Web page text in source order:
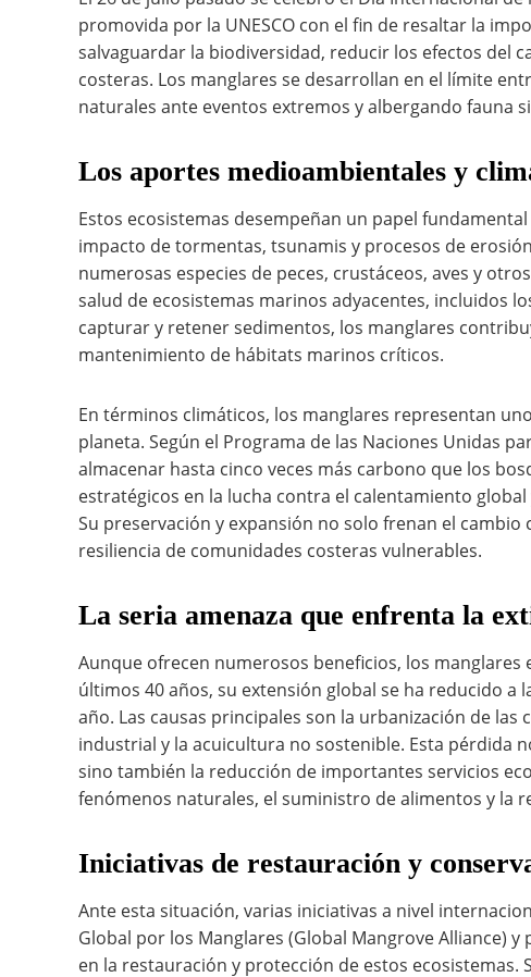
promovida por la UNESCO con el fin de resaltar la
salvaguardar la biodiversidad, reducir los efectos del
costeras. Los manglares se desarrollan en el límite
naturales ante eventos extremos y albergando fauna
Los aportes medioambientales y
Estos ecosistemas desempeñan un papel
impacto de tormentas, tsunamis y procesos de
numerosas especies de peces, crustáceos, aves y
salud de ecosistemas marinos adyacentes, incluidos
capturar y retener sedimentos, los manglares
mantenimiento de hábitats marinos críticos.
En términos climáticos, los manglares representan
planeta. Según el Programa de las Naciones Unidas
almacenar hasta cinco veces más carbono que los
estratégicos en la lucha contra el calentamiento
Su preservación y expansión no solo frenan el
resiliencia de comunidades costeras vulnerables.
La seria amenaza que enfrenta la
Aunque ofrecen numerosos beneficios, los
últimos 40 años, su extensión global se ha reducido a
año. Las causas principales son la urbanización de
industrial y la acuicultura no sostenible. Esta pérdida
sino también la reducción de importantes servicios
fenómenos naturales, el suministro de alimentos y la
Iniciativas de restauración y
Ante esta situación, varias iniciativas a nivel
Global por los Manglares (Global Mangrove Alliance)
en la restauración y protección de estos ecosistemas.